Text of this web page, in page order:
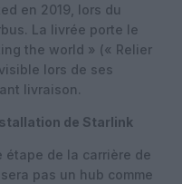
en 2019, lors du
La livrée porte le
the world » (« Relier
lors de ses
livraison.
de Starlink
étape de la carrière de
pas un hub comme